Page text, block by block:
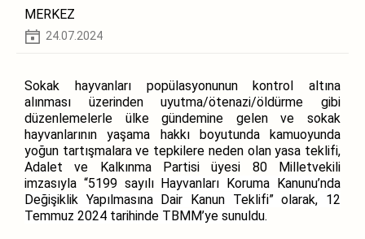
MERKEZ
24.07.2024
Sokak hayvanları popülasyonunun kontrol altına
alınması üzerinden uyutma/ötenazi/öldürme gibi
düzenlemelerle ülke gündemine gelen ve sokak
hayvanlarının yaşama hakkı boyutunda kamuoyunda
yoğun tartışmalara ve tepkilere neden olan yasa teklifi,
Adalet ve Kalkınma Partisi üyesi 80 Milletvekili
imzasıyla “5199 sayılı Hayvanları Koruma Kanunu’nda
Değişiklik Yapılmasına Dair Kanun Teklifi” olarak, 12
Temmuz 2024 tarihinde TBMM’ye sunuldu.